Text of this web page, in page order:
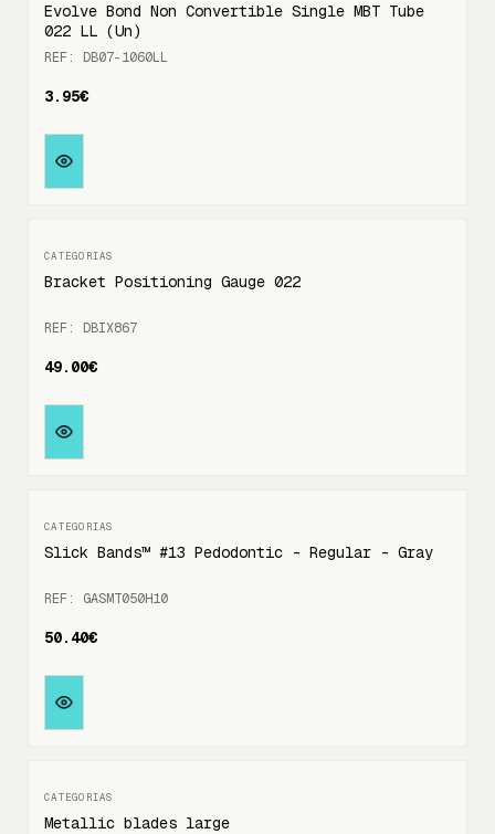
Evolve Bond Non Convertible Single MBT Tube
022 LL (Un)
REF: DB07-1060LL
3.95€
Bracket Positioning Gauge 022
REF: DBIX867
49.00€
Slick Bands™ #13 Pedodontic - Regular - Gray
REF: GASMT050H10
50.40€
Metallic blades large